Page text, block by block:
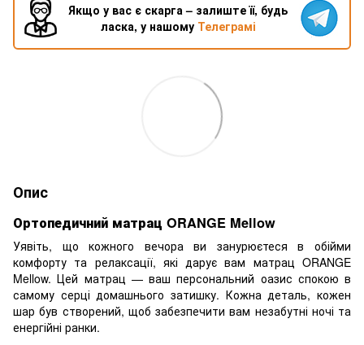
Якщо у вас є скарга – залиште її, будь
ласка, у нашому Телеграмі
Опис
Ортопедичний матрац ORANGE Mellow
Уявіть, що кожного вечора ви занурюєтеся в обійми
комфорту та релаксації, які дарує вам матрац ORANGE
Mellow. Цей матрац — ваш персональний оазис спокою в
самому серці домашнього затишку. Кожна деталь, кожен
шар був створений, щоб забезпечити вам незабутні ночі та
енергійні ранки.